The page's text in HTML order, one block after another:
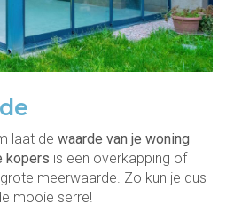
laat de waarde van je woning
kopers is een overkapping of
meerwaarde. Zo kun je dus
mooie serre!